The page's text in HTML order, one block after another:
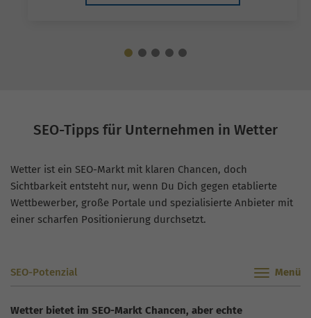
SEO-Tipps für Unternehmen in Wetter
Wetter ist ein SEO-Markt mit klaren Chancen, doch
Sichtbarkeit entsteht nur, wenn Du Dich gegen etablierte
Wettbewerber, große Portale und spezialisierte Anbieter mit
einer scharfen Positionierung durchsetzt.
SEO-Potenzial
Wetter bietet im SEO-Markt Chancen, aber echte